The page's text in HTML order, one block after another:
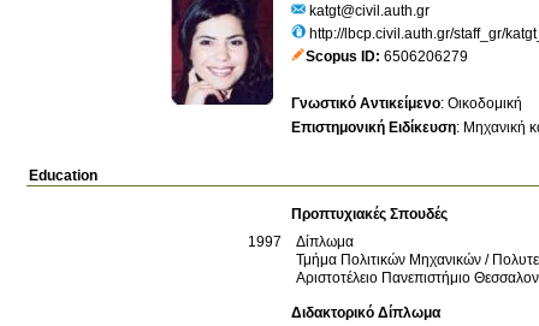
katgt@civil.auth.gr
http://lbcp.civil.auth.gr/staff_gr/
Scopus ID 6506206279
Γνωστικό Αντικείμενο: Οικοδομική
Επιστημονική Ειδίκευση: Μηχανική
Education
Προπτυχιακές Σπουδές
1997
Δίπλωμα
Τμήμα Πολιτικών Μηχανικών /
Αριστοτέλειο Πανεπιστήμιο
Διδακτορικό Δίπλωμα